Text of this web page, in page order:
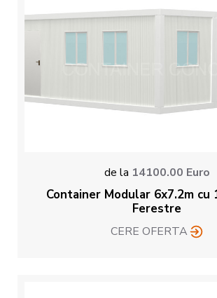
de la 14100.00 Euro
Container Modular 6x7.2m cu
Ferestre
CERE OFERTA